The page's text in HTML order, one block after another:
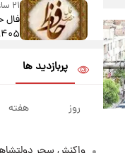
۲۱ ساعت پیش
ماه ۱۴۰۵
۲۳ ساعت پیش
پربازدید ها
روز هفته